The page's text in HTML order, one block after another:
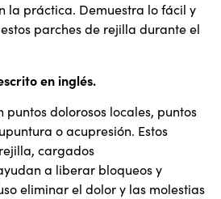
la práctica. Demuestra lo fácil y
parches de rejilla durante el
en inglés.
puntos dolorosos locales, puntos
o acupresión. Estos
cargados
a liberar bloqueos y
eliminar el dolor y las molestias